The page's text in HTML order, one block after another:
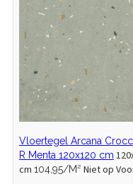
Vloertegel Arcana
R Menta 120x120 cm
cm 104,95/M² Niet op